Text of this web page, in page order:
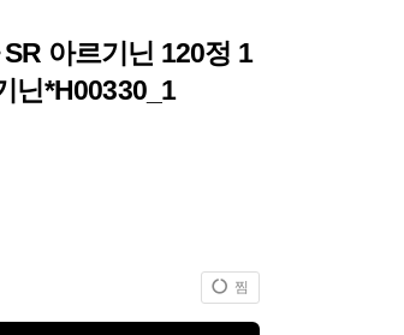
아르기닌 120정 1
닌*H00330_1
찜